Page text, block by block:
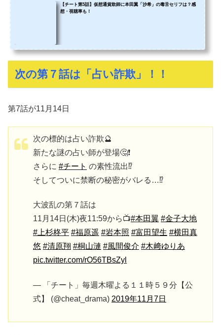
【チート第5話】仮想通貨欺師に本田翼「沙希」の毒舌セリフは？感
想・視聴率も！
次の第７話は「占い詐欺」！！
第7話が11月14日
次の標的は占い詐欺🔮
新たな謎の占い師が登場🤔❗️
さらに #チート の素性流出⁉️
そしてついに禁断の秘密がバレる…⁉️
大波乱の第７話は
11月14日(木)夜11:59から📺#本田翼 #金子大地
#上杉柊平 #福原遥 #岩本照 #富田望生 #横田真
悠 #清原翔 #桐山漣 #風間俊介 #木﨑ゆりあ
pic.twitter.com/rO56TBsZyl
— 「チート」毎週木曜よる１１時５９分【公
式】 (@cheat_drama) 2019年11月7日